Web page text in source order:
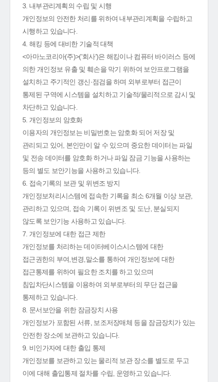
3. 내부관리계획의 수립 및 시행
개인정보의 안전한 처리를 위하여 내부관리계획을 수립하고
시행하고 있습니다.
4. 해킹 등에 대비한 기술적 대책
<아마노코리아(주)>('회사')은 해킹이나 컴퓨터 바이러스 등에
의한 개인정보 유출 및 훼손을 막기 위하여 보안프로그램을
설치하고 주기적인 갱신·점검을 하며 외부로부터 접근이
통제된 구역에 시스템을 설치하고 기술적/물리적으로 감시 및
차단하고 있습니다.
5. 개인정보의 암호화
이용자의 개인정보는 비밀번호는 암호화 되어 저장 및
관리되고 있어, 본인만이 알 수 있으며 중요한 데이터는 파일
및 전송 데이터를 암호화 하거나 파일 잠금 기능을 사용하는
등의 별도 보안기능을 사용하고 있습니다.
6. 접속기록의 보관 및 위변조 방지
개인정보처리시스템에 접속한 기록을 최소 6개월 이상 보관,
관리하고 있으며, 접속 기록이 위변조 및 도난, 분실되지
않도록 보안기능 사용하고 있습니다.
7. 개인정보에 대한 접근 제한
개인정보를 처리하는 데이터베이스시스템에 대한
접근권한의 부여,변경,말소를 통하여 개인정보에 대한
접근통제를 위하여 필요한 조치를 하고 있으며
침입차단시스템을 이용하여 외부로부터의 무단 접근을
통제하고 있습니다.
8. 문서보안을 위한 잠금장치 사용
개인정보가 포함된 서류, 보조저장매체 등을 잠금장치가 있는
안전한 장소에 보관하고 있습니다.
9. 비인가자에 대한 출입 통제
개인정보를 보관하고 있는 물리적 보관 장소를 별도로 두고
이에 대해 출입통제 절차를 수립, 운영하고 있습니다.